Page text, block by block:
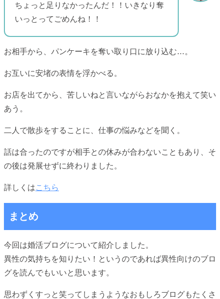
ちょっと足りなかったんだ！！いきなり奪
いっとってごめんね！！
お相手から、パンケーキを奪い取り口に放り込む…。
お互いに安堵の表情を浮かべる。
お店を出てから、苦しいねと言いながらおなかを抱えて笑い
あう。
二人で散歩をすることに、仕事の悩みなどを聞く。
話は合ったのですが相手との休みが合わないこともあり、そ
の後は発展せずに終わりました。
詳しくはこちら
まとめ
今回は婚活ブログについて紹介しました。
異性の気持ちを知りたい！というのであれば異性向けのブロ
グを読んでもいいと思います。
思わずくすっと笑ってしまうようなおもしろブログもたくさ